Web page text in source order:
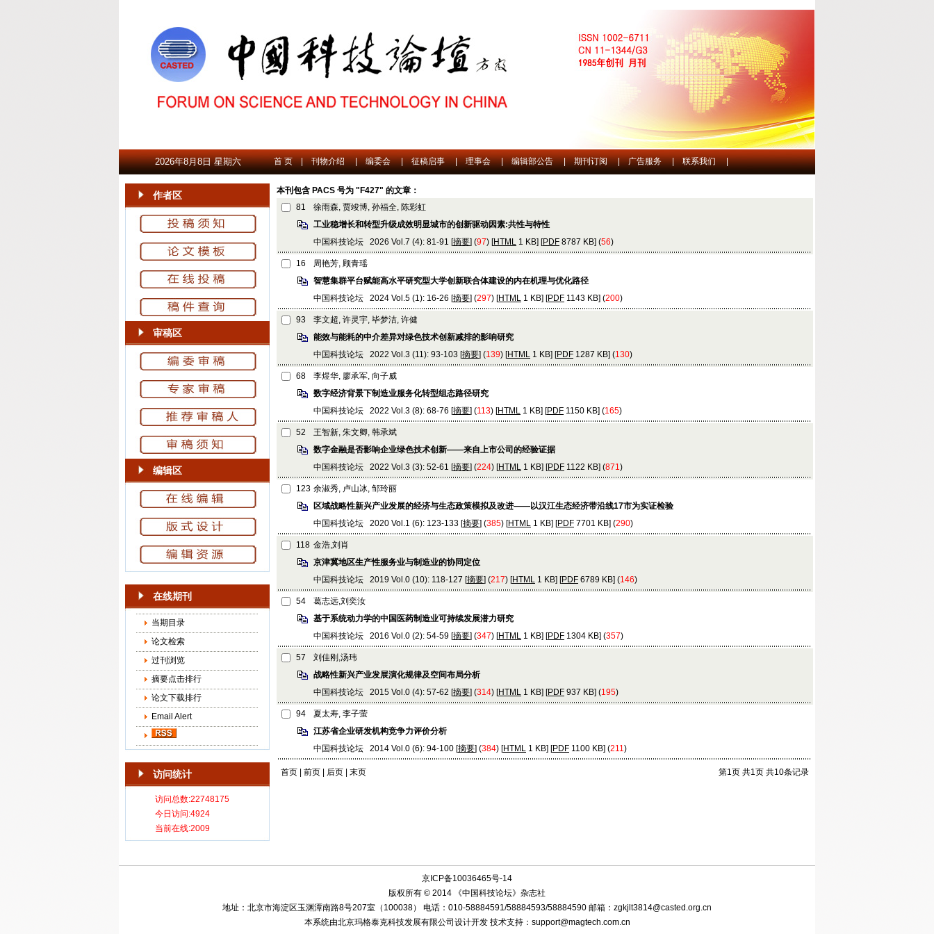
2026年8月8日 星期六 首 页 | 刊物介绍 | 编委会 | 征稿启事 | 理事会 | 编辑部公告 | 期刊订阅 | 广告服务 | 联系我们 |
作者区
审稿区
编辑区
在线期刊
当期目录
论文检索
过刊浏览
摘要点击排行
论文下载排行
Email Alert
访问统计
本刊包含 PACS 号为 "F427" 的文章：
81
徐雨森, 贾竣博, 孙福全, 陈彩虹
工业稳增长和转型升级成效明显城市的创新驱动因素:共性与特性
中国科技论坛 2026 Vol.7 (4): 81-91 [摘要] (97) [HTML 1 KB] [PDF 8787 KB] (56)
16
周艳芳, 顾青瑶
智慧集群平台赋能高水平研究型大学创新联合体建设的内在机理与优化路径
中国科技论坛 2024 Vol.5 (1): 16-26 [摘要] (297) [HTML 1 KB] [PDF 1143 KB] (200)
93
李文超, 许灵宇, 毕梦洁, 许健
能效与能耗的中介差异对绿色技术创新减排的影响研究
中国科技论坛 2022 Vol.3 (11): 93-103 [摘要] (139) [HTML 1 KB] [PDF 1287 KB] (130)
68
李煜华, 廖承军, 向子威
数字经济背景下制造业服务化转型组态路径研究
中国科技论坛 2022 Vol.3 (8): 68-76 [摘要] (113) [HTML 1 KB] [PDF 1150 KB] (165)
52
王智新, 朱文卿, 韩承斌
数字金融是否影响企业绿色技术创新——来自上市公司的经验证据
中国科技论坛 2022 Vol.3 (3): 52-61 [摘要] (224) [HTML 1 KB] [PDF 1122 KB] (871)
123 余淑秀, 卢山冰, 邹玲丽
区域战略性新兴产业发展的经济与生态政策模拟及改进——以汉江生态经济带沿线17市为实证检验
中国科技论坛 2020 Vol.1 (6): 123-133 [摘要] (385) [HTML 1 KB] [PDF 7701 KB] (290)
118 金浩,刘肖
京津冀地区生产性服务业与制造业的协同定位
中国科技论坛 2019 Vol.0 (10): 118-127 [摘要] (217) [HTML 1 KB] [PDF 6789 KB] (146)
54
葛志远,刘奕汝
基于系统动力学的中国医药制造业可持续发展潜力研究
中国科技论坛 2016 Vol.0 (2): 54-59 [摘要] (347) [HTML 1 KB] [PDF 1304 KB] (357)
57
刘佳刚,汤玮
战略性新兴产业发展演化规律及空间布局分析
中国科技论坛 2015 Vol.0 (4): 57-62 [摘要] (314) [HTML 1 KB] [PDF 937 KB] (195)
94
夏太寿, 李子萤
江苏省企业研发机构竞争力评价分析
中国科技论坛 2014 Vol.0 (6): 94-100 [摘要] (384) [HTML 1 KB] [PDF 1100 KB] (211)
首页 | 前页 | 后页 | 末页 第1页 共1页 共10条记录
京ICP备10036465号-14
版权所有 © 2014 《中国科技论坛》杂志社
地址：北京市海淀区玉渊潭南路8号207室（100038） 电话：010-58884591/58884593/58884590 邮箱：zgkjlt3814@casted.org.cn
本系统由北京玛格泰克科技发展有限公司设计开发 技术支持：support@magtech.com.cn